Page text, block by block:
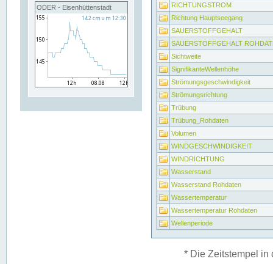
ODER - Eisenhüttenstadt
RICHTUNGSTROM
Richtung Hauptseegang
SAUERSTOFFGEHALT
SAUERSTOFFGEHALT
Sichtweite
SignifikanteWellenhöhe
Strömungsgeschwindigkeit
Strömungsrichtung
Trübung
Trübung_Rohdaten
Volumen
WINDGESCHWINDIGKEIT
WINDRICHTUNG
Wasserstand
Wasserstand Rohdaten
Wassertemperatur
Wassertemperatur Rohdaten
Wellenperiode
* Die Zeitstempel in